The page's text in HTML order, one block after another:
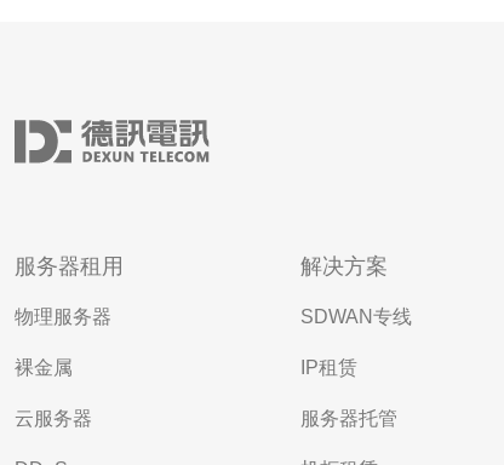
服务器租用
物理服务器
裸金属
云服务器
解决方案
SDWAN专线
IP租赁
服务器托管